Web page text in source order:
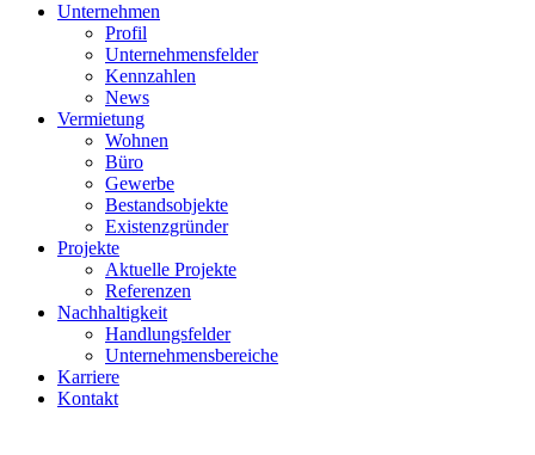
Unternehmen
Profil
Unternehmensfelder
Kennzahlen
News
Vermietung
Wohnen
Büro
Gewerbe
Bestandsobjekte
Existenzgründer
Projekte
Aktuelle Projekte
Referenzen
Nachhaltigkeit
Handlungsfelder
Unternehmensbereiche
Karriere
Kontakt